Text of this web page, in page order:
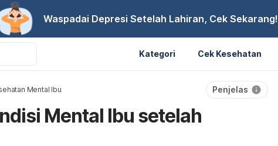
Waspadai Depresi Setelah Lahiran, Cek Sekarang!
Kategori Cek Kesehatan
Mental Ibu Penjelas
Mental Ibu setelah